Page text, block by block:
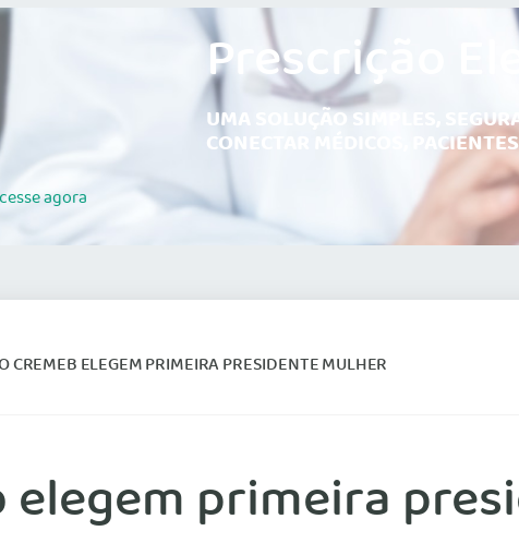
agora
Prescrição
UMA SOLUÇÃO SIMPLES,
CONECTAR MÉDICOS,
CREMEB ELEGEM PRIMEIRA PRESIDENTE MULHER
elegem primeira